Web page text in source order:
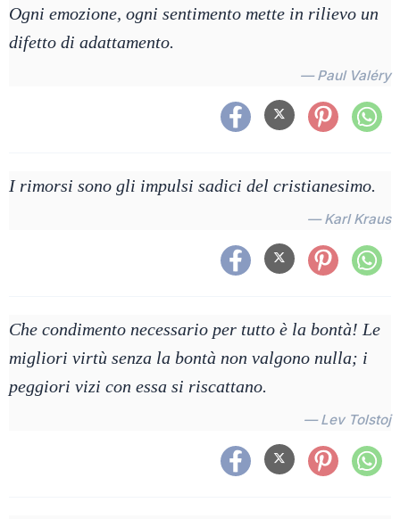
Ogni emozione, ogni sentimento mette in rilievo un
difetto di adattamento.
— Paul Valéry
I rimorsi sono gli impulsi sadici del cristianesimo.
— Karl Kraus
Che condimento necessario per tutto è la bontà! Le
migliori virtù senza la bontà non valgono nulla; i
peggiori vizi con essa si riscattano.
— Lev Tolstoj